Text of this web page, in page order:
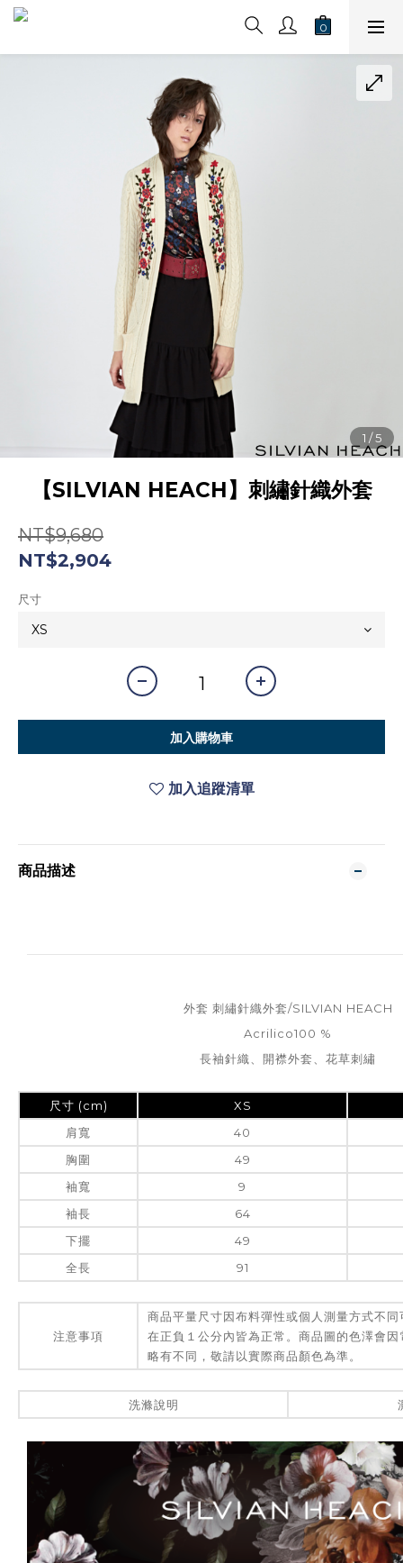
【SILVIAN HEACH】刺繡針織外套
NT$9,680
NT$2,904
尺寸
加入購物車
加入追蹤清單
商品描述
外套 刺繡針織外套/SILVIAN HEACH
Acrilico100 %
長袖針織、開襟外套、花草刺繡
尺寸 (cm)
XS
肩寬
40
胸圍
49
袖寬
9
袖長
64
下擺
49
全長
91
注意事項
商品平量尺寸因布料彈性或個人測量方式不
在正負１公分內皆為正常。商品圖的色澤會
略有不同，敬請以實際商品顏色為準。
洗滌說明